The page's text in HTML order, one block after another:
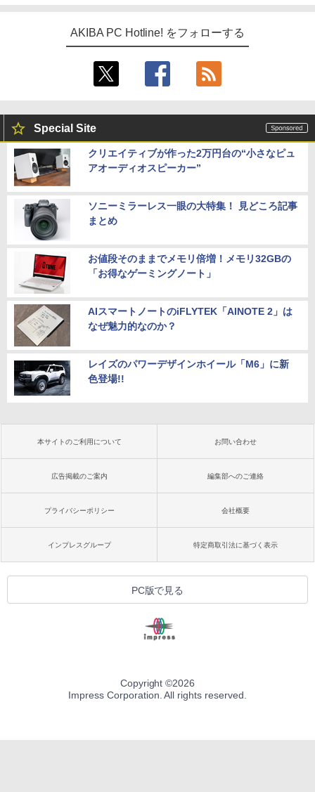
AKIBA PC Hotline! をフォローする
Special Site
クリエイティブが作った2万円台の“小さなピュ
アオーディオスピーカー”
ソニーミラーレス一眼の大特集！ 見どころ記事
まとめ
お値段そのままでメモリ倍増！メモリ32GBの
「お得なゲーミングノート」
AIスマートノートのiFLYTEK「AINOTE 2」は
なぜ魅力的なのか？
レイズのパワーデザインホイール「M6」に新
色登場!!
本サイトのご利用について お問い合わせ
広告掲載のご案内 編集部へのご連絡
プライバシーポリシー 会社概要
インプレスグループ 特定商取引法に基づく表示
PC版で見る
Copyright ©2026
Impress Corporation. All rights reserved.